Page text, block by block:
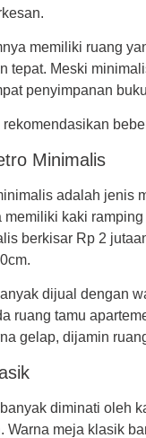
memiliki ruang
tepat. Meski
penyimpanan
Minimalis
adalah jenis
memiliki kaki
berkisar Rp 2
dijual dengan
ruang tamu
gelap, dijamin
diminati oleh
Warna meja klasik